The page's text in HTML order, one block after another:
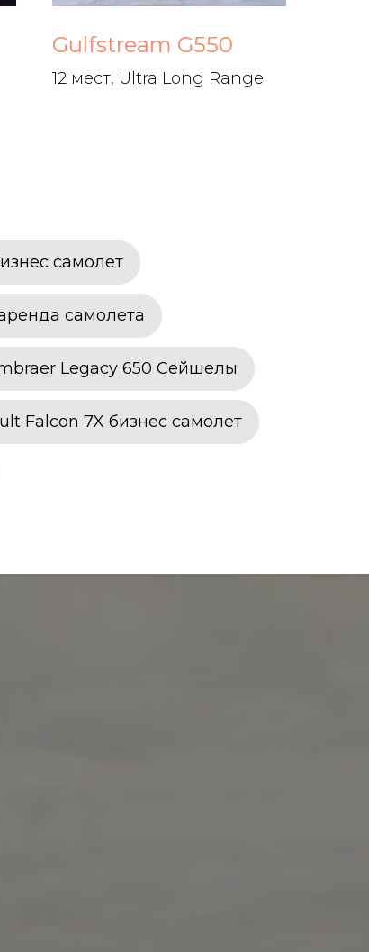
Gulfstream G550
12 мест, Ultra Long Range
самолет
самолета
Legacy 650 Сейшелы
Falcon 7X бизнес самолет